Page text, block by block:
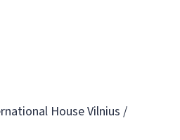
House Vilnius /